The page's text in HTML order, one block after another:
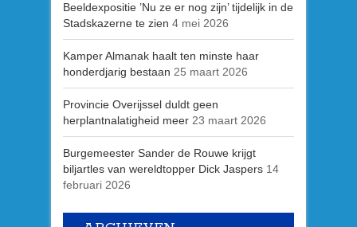
Beeldexpositie ’Nu ze er nog zijn’ tijdelijk in de
Stadskazerne te zien 4 mei 2026
Kamper Almanak haalt ten minste haar
honderdjarig bestaan 25 maart 2026
Provincie Overijssel duldt geen
herplantnalatigheid meer 23 maart 2026
Burgemeester Sander de Rouwe krijgt
biljartles van wereldtopper Dick Jaspers 14
februari 2026